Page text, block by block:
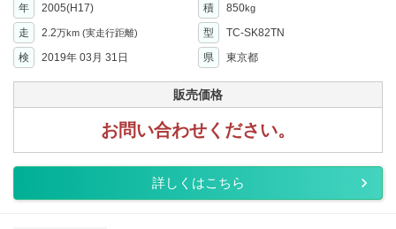
年
2005(H17) 積 850kg
走 2.2万km (実走行距離) 型
TC-SK82TN
検
2019年 03月 31日 県 東京都
販売価格
お問い合わせください。
詳しくはこちら